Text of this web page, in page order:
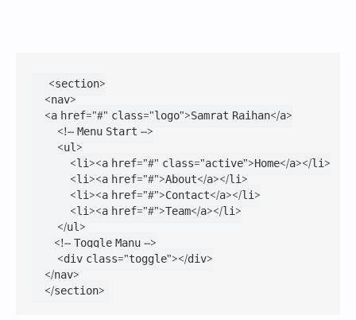
    <section>
    <nav>
    <a href="#" class="logo">Samrat Raihan</a>
        <!-- Menu Start -->
        <ul>
            <li><a href="#" class="active">Home</a></li>
            <li><a href="#">About</a></li>
            <li><a href="#">Contact</a></li>
            <li><a href="#">Team</a></li>
        </ul>
       <!-- Toggle Manu -->
        <div class="toggle"></div>
    </nav>
    </section>